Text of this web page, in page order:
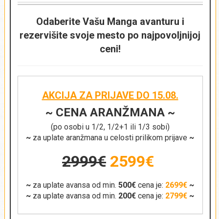
Odaberite Vašu Manga avanturu i
rezervišite svoje mesto po najpovoljnijoj
ceni!
AKCIJA ZA PRIJAVE DO 15.08.
~ CENA ARANŽMANA ~
(po osobi u 1/2, 1/2+1 ili 1/3 sobi)
~ za uplate aranžmana u celosti prilikom prijave ~
2999€ 2599€
~ za uplate avansa od min. 500€ cena je: 2699€ ~
~ za uplate avansa od min. 200€ cena je: 2799€ ~